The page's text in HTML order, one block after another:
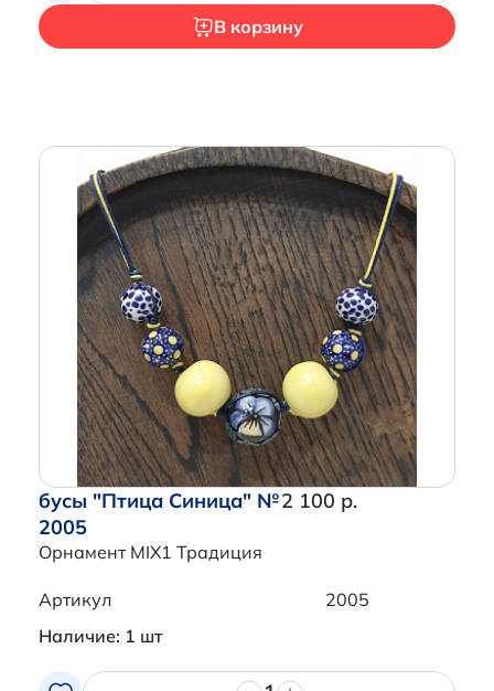
В корзину
бусы "Птица Синица" №
2005
Орнамент MIX1 Традиция
2 100 р.
Артикул
2005
Наличие: 1 шт